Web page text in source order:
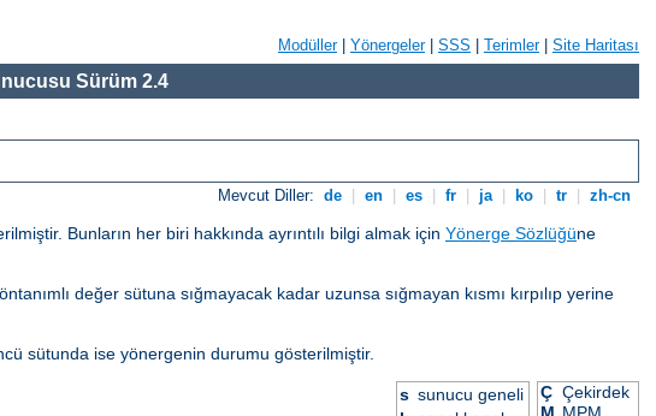
Modüller| Yönergeler| SSS Terimler| Site Haritası
Sürüm 2.4
Mevcut Diller: de en es fr ja ko tr zh-cn
Bunların her biri hakkında ayrıntılı bilgi almak için Yönerge Sözlüğüne
değer sütuna sığmayacak kadar uzunsa sığmayan kısmı kırpılıp yerine
sütunda ise yönergenin durumu gösterilmiştir.
s sunucu geneli
Ç Çekirdek